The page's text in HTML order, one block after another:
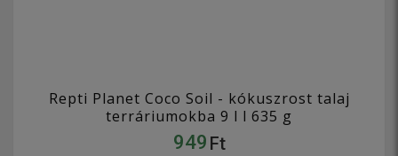
Repti Planet Coco Soil - kókuszrost talaj
terráriumokba 9 l l 635 g
949 Ft